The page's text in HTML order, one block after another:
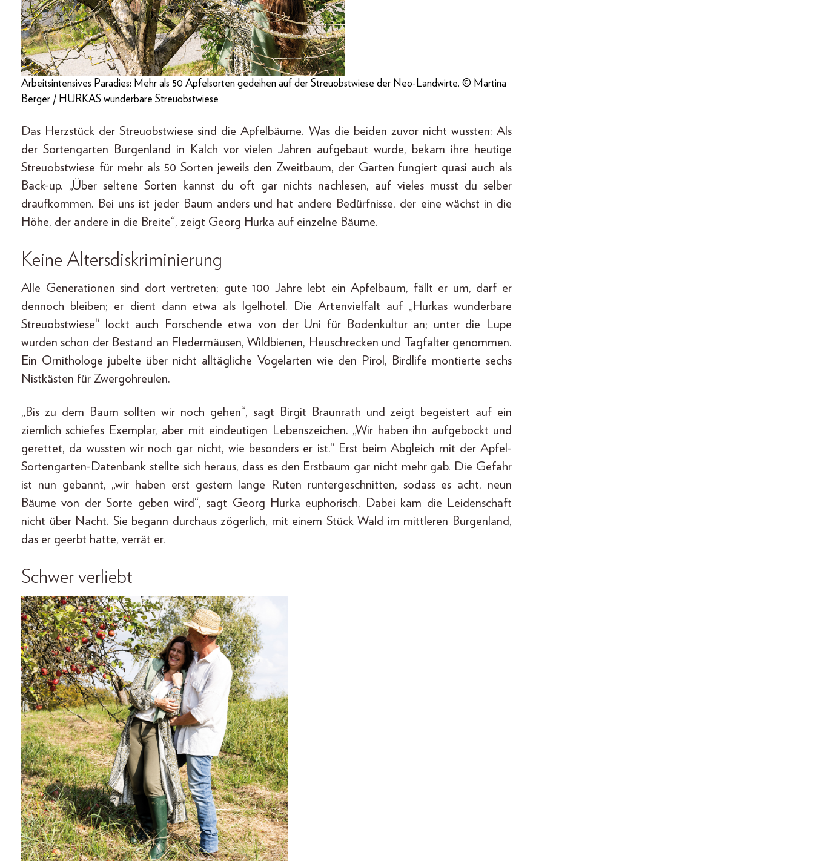
Arbeitsintensives Paradies: Mehr als 50 Apfelsorten gedeihen auf der Streuobstwiese der Neo-Landwirte. © Martina
Berger / HURKAS wunderbare Streuobstwiese
Das Herzstück der Streuobstwiese sind die Apfelbäume. Was die beiden zuvor nicht wussten: Als
der Sortengarten Burgenland in Kalch vor vielen Jahren aufgebaut wurde, bekam ihre heutige
Streuobstwiese für mehr als 50 Sorten jeweils den Zweitbaum, der Garten fungiert quasi auch als
Back-up. „Über seltene Sorten kannst du oft gar nichts nachlesen, auf vieles musst du selber
draufkommen. Bei uns ist jeder Baum anders und hat andere Bedürfnisse, der eine wächst in die
Höhe, der andere in die Breite“, zeigt Georg Hurka auf einzelne Bäume.
Keine Altersdiskriminierung
Alle Generationen sind dort vertreten; gute 100 Jahre lebt ein Apfelbaum, fällt er um, darf er
dennoch bleiben; er dient dann etwa als Igelhotel. Die Artenvielfalt auf „Hurkas wunderbare
Streuobstwiese“ lockt auch Forschende etwa von der Uni für Bodenkultur an; unter die Lupe
wurden schon der Bestand an Fledermäusen, Wildbienen, Heuschrecken und Tagfalter genommen.
Ein Ornithologe jubelte über nicht alltägliche Vogelarten wie den Pirol, Birdlife montierte sechs
Nistkästen für Zwergohreulen.
„Bis zu dem Baum sollten wir noch gehen“, sagt Birgit Braunrath und zeigt begeistert auf ein
ziemlich schiefes Exem­plar, aber mit eindeutigen Lebenszeichen. „Wir haben ihn aufgebockt und
gerettet, da wussten wir noch gar nicht, wie besonders er ist.“ Erst beim Abgleich mit der Apfel-
Sortengarten-Datenbank stellte sich heraus, dass es den Erstbaum gar nicht mehr gab. Die Gefahr
ist nun gebannt, „wir haben erst gestern lange Ruten runtergeschnitten, sodass es acht, neun
Bäume von der Sorte geben wird“, sagt Georg Hurka euphorisch. Dabei kam die Leidenschaft
nicht über Nacht. Sie begann durchaus zögerlich, mit einem Stück Wald im mittleren Burgenland,
das er geerbt hatte, verrät er.
Schwer verliebt